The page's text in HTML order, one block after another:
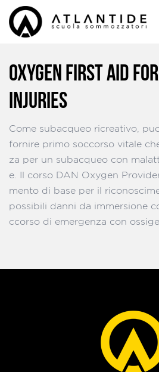
OXYGEN FIRST AID
INJURIES
Come subacqueo ricreativo,
fornire primo soccorso vitale
za per un subacqueo con
e. Il corso DAN Oxygen
mento di base per il
possibili danni da immersione
ccorso di emergenza con